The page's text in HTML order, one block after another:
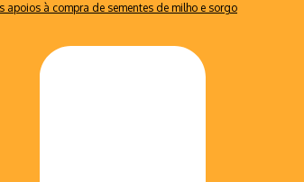
à compra de sementes de milho e sorgo